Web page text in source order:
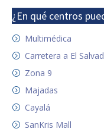
¿En qué centros
Multimédica
Carretera a El
Zona 9
Majadas
Cayalá
SanKris Mall